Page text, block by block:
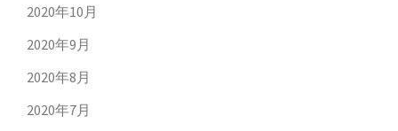
2020年10月
2020年9月
2020年8月
2020年7月